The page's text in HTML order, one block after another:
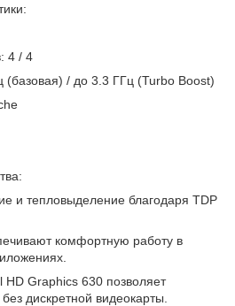
4 / 4
(базовая) / до 3.3 ГГц (Turbo Boost)
и тепловыделение благодаря TDP
комфортную работу в
Graphics 630 позволяет
дискретной видеокарты.